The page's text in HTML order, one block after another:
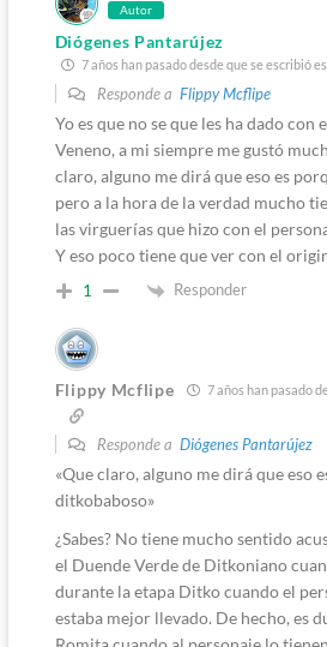
Autor
Diógenes Pantarújez
7 años han pasado desde que se escribió
Responde a Flippy Mcflipe
Yo es que no se que les ha dado con
Veneno, a mi siempre me gustó
claro, alguno me dirá que eso es
pero a la hora de la verdad mucho
las virguerías que hizo con el
Y eso poco tiene que ver con el
1 Responder
Flippy Mcflipe 7 años han pasado
Responde a Diógenes Pantarújez
«Que claro, alguno me dirá que eso
ditkobaboso»
¿Sabes? No tiene mucho sentido
el Duende Verde de Ditkoniano
durante la etapa Ditko cuando el
estaba mejor llevado. De hecho, es